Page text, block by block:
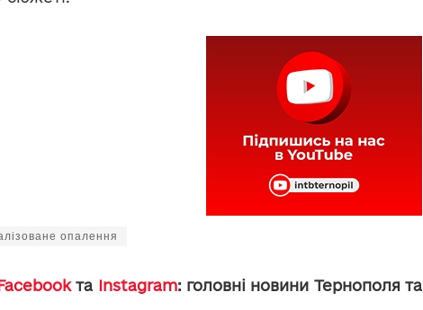
опалення
та Instagram: головні новини Тернополя та